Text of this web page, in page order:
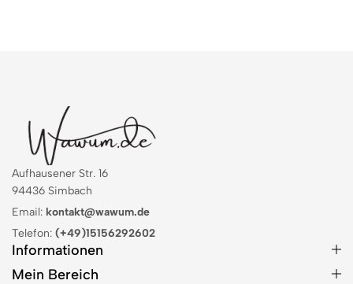
Aufhausener Str. 16
94436 Simbach
Email: kontakt@wawum.de
Telefon: (+49)15156292602
Informationen
Mein Bereich